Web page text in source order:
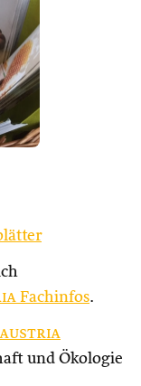
Fachinfos.
und Ökologie